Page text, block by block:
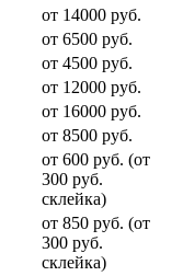
от 14000 руб.
от 6500 руб.
от 4500 руб.
от 12000 руб.
от 16000 руб.
от 8500 руб.
от 600 руб. (от
300 руб.
cклейка)
от 850 руб. (от
300 руб.
склейка)